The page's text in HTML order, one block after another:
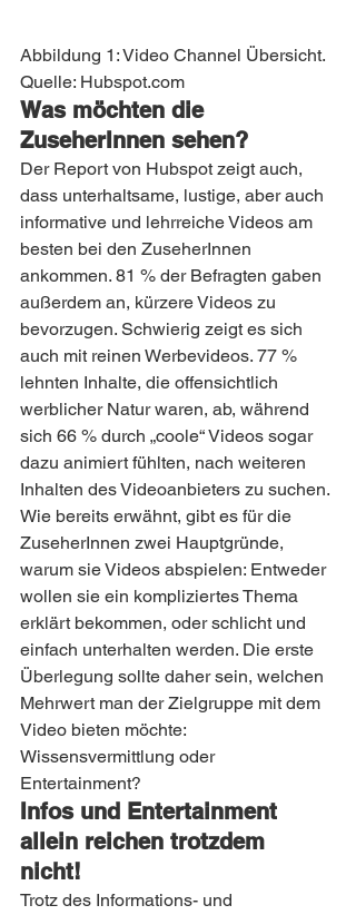
Abbildung 1: Video Channel Übersicht.
Quelle: Hubspot.com
Was möchten die
ZuseherInnen sehen?
Der Report von Hubspot zeigt auch,
dass unterhaltsame, lustige, aber auch
informative und lehrreiche Videos am
besten bei den ZuseherInnen
ankommen. 81 % der Befragten gaben
außerdem an, kürzere Videos zu
bevorzugen. Schwierig zeigt es sich
auch mit reinen Werbevideos. 77 %
lehnten Inhalte, die offensichtlich
werblicher Natur waren, ab, während
sich 66 % durch „coole“ Videos sogar
dazu animiert fühlten, nach weiteren
Inhalten des Videoanbieters zu suchen.
Wie bereits erwähnt, gibt es für die
ZuseherInnen zwei Hauptgründe,
warum sie Videos abspielen: Entweder
wollen sie ein kompliziertes Thema
erklärt bekommen, oder schlicht und
einfach unterhalten werden. Die erste
Überlegung sollte daher sein, welchen
Mehrwert man der Zielgruppe mit dem
Video bieten möchte:
Wissensvermittlung oder
Entertainment?
Infos und Entertainment
allein reichen trotzdem
nicht!
Trotz des Informations- und